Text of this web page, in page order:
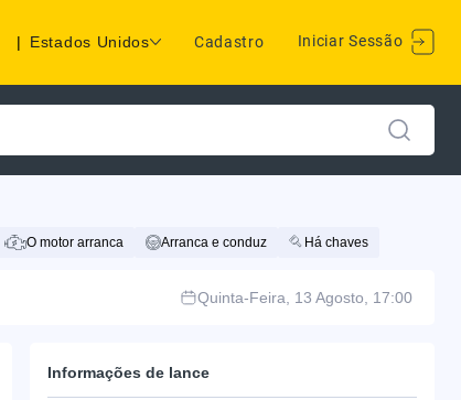
| Estados Unidos Cadastro Iniciar Sessão
O motor arranca Arranca e conduz Há chaves
Quinta-Feira, 13 Agosto, 17:00
Informações de lance